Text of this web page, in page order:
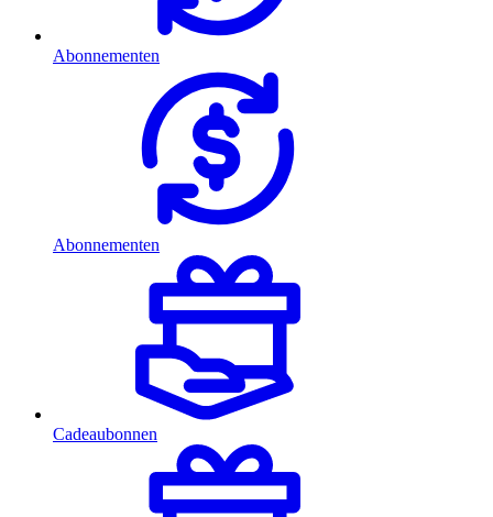
Abonnementen
Abonnementen
Cadeaubonnen